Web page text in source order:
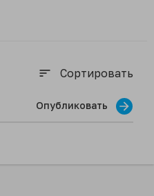
sort Сортировать
Опубликовать